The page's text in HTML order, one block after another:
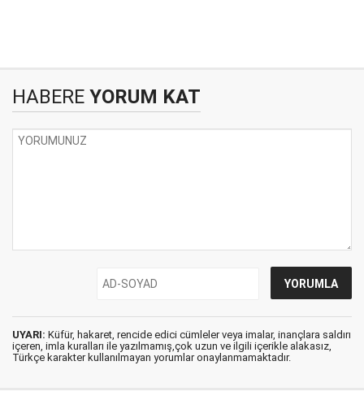
HABERE YORUM KAT
UYARI: Küfür, hakaret, rencide edici cümleler veya imalar, inançlara saldırı
içeren, imla kuralları ile yazılmamış,çok uzun ve ilgili içerikle alakasız,
Türkçe karakter kullanılmayan yorumlar onaylanmamaktadır.